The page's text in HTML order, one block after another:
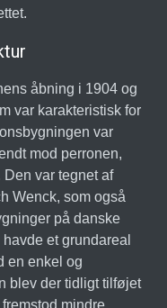
åbning i 1904 og
var karakteristisk for
var
mod perronen,
var tegnet af
Wenck, som også
på danske
et grundareal
en enkel og
blev der tidligt tilføjet
mindre